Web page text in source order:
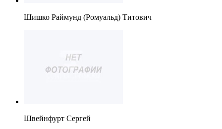
Шишко Раймунд (Ромуальд) Титович
Швейнфурт Сергей